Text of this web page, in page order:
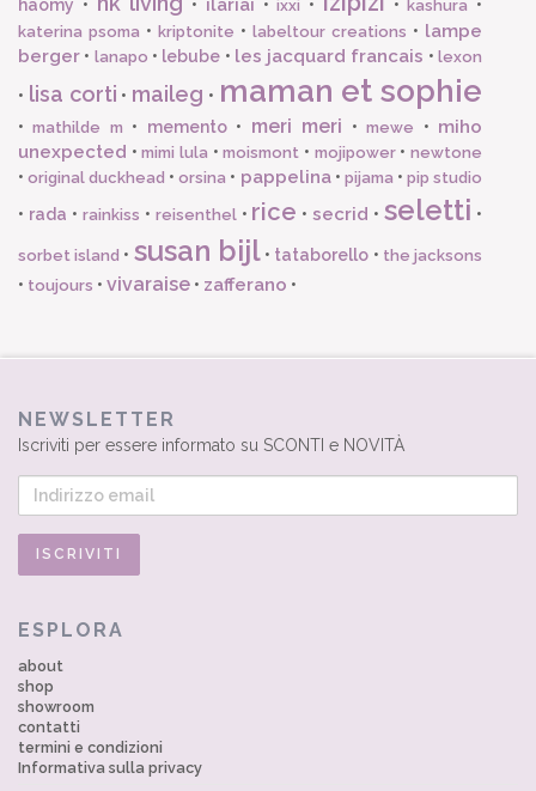
haomy • • ilariai •ixxi • •kashura •
katerina psoma • kriptonite • labeltour creations • lampe
berger • lanapo • lebube • les jacquard francais •lexon
• lisa corti • maileg • maman et sophie
•mathilde m • memento• meri meri •mewe • miho
unexpected •mimi lula •moismont • mojipower•newtone
•original duckhead •orsina • pappelina• pijama • pip studio
• rada • rainkiss • reisenthel• rice •secrid •seletti •
sorbet island • susan bijl• tataborello • the jacksons
• toujours • vivaraise • zafferano •
NEWSLETTER
Iscriviti per essere informato su SCONTI e NOVITÀ
ESPLORA
about
shop
showroom
contatti
termini e condizioni
Informativa sulla privacy